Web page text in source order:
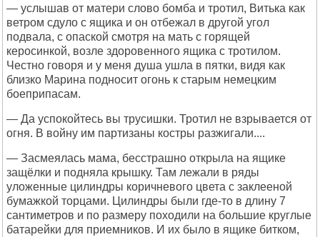
— услышав от матери слово бомба и тротил, Витька как
ветром сдуло с ящика и он отбежал в другой угол
подвала, с опаской смотря на мать с горящей
керосинкой, возле здоровенного ящика с тротилом.
Честно говоря и у меня душа ушла в пятки, видя как
близко Марина подносит огонь к старым немецким
боеприпасам.
— Да успокойтесь вы трусишки. Тротил не взрывается от
огня. В войну им партизаны костры разжигали....
— Засмеялась мама, бесстрашно открыла на ящике
защёлки и подняла крышку. Там лежали в ряды
уложенные цилиндры коричневого цвета с заклееной
бумажкой торцами. Цилиндры были где-то в длину 7
сантиметров и по размеру походили на большие круглые
батарейки для приемников. И их было в ящике битком,